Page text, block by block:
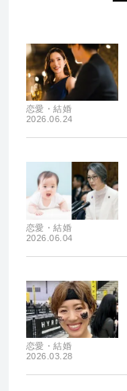
恋愛・結婚
2026.06.24
恋愛・結婚
2026.06.04
恋愛・結婚
2026.03.28